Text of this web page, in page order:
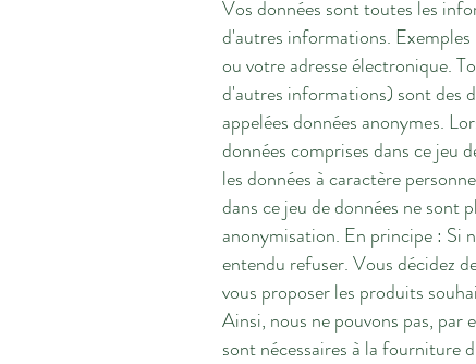
Vos données sont toutes les
d'autres informations.
ou votre adresse électronique.
d'autres informations) sont des
appelées données anonymes.
données comprises dans ce jeu
les données à caractère
dans ce jeu de données ne sont
anonymisation. En principe : Si
entendu refuser. Vous décidez
vous proposer les produits
Ainsi, nous ne pouvons pas, par
sont nécessaires à la fourniture